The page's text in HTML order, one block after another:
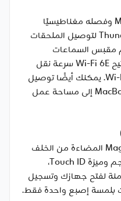
يتم توصيل كابل الشحن MagSafe وفصله مغناطيسيًا
بسهولة. يوجد منفذان Thunderbolt 4 لتوصيل الملحقات
مقبس السماعات
سماعات الرأس عالية المقاومة. يتيح Wi-Fi 6E سرعة نقل
بيانات تصل إلى ضعف سرعة Wi-Fi 6. يمكنك أيضًا توصيل
شاشتين خارجيتين لتحويل MacBook Air إلى مساحة عمل
تأتي لوحة المفاتيح Magic Keyboard المضاءة من الخلف
مزودة بمفاتيح وظائف كاملة الحجم وميزة Touch ID،
لفتح جهازك وتسجيل
بلمسة إصبع واحدة فقط.